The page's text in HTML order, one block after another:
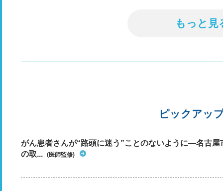
もっと見
ピックアッ
がん患者さんが“路頭に迷う”ことのないように―名古
の取... (医師監修)